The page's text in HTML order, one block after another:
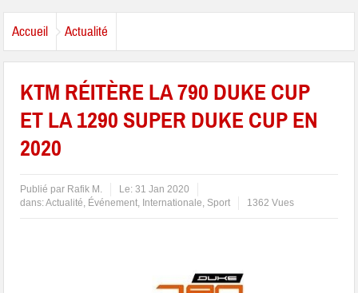
Accueil Actualité
KTM RÉITÈRE LA 790 DUKE CUP
ET LA 1290 SUPER DUKE CUP EN
2020
Publié par Rafik M. Le:31 Jan 2020
dans:Actualité, Événement, Internationale, Sport 1362 Vues